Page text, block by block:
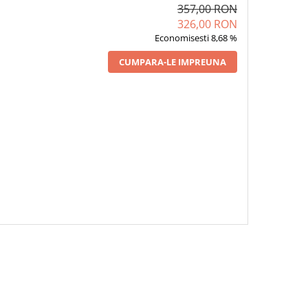
357,00 RON
326,00 RON
Economisesti 8,68 %
CUMPARA-LE IMPREUNA